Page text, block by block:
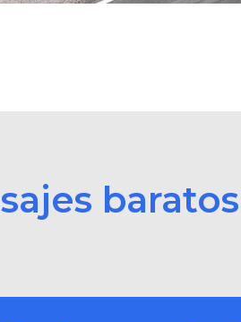
baratos